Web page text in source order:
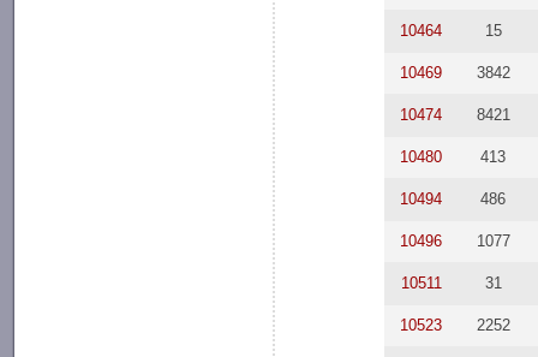
10464 15
10469 3842
10474 8421
10480 413
10494 486
10496 1077
10511 31
10523 2252